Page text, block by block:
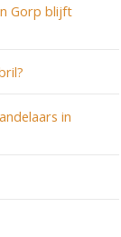
Gorp blijft
in